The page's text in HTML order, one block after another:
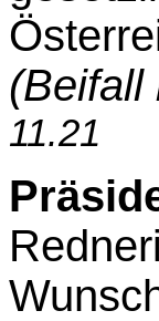
(Beifall
11.21